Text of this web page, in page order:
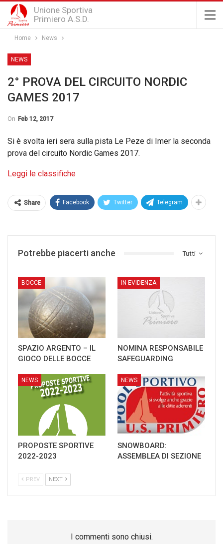
Unione Sportiva
Primiero A.S.D.
Home News
NEWS
2° PROVA DEL CIRCUITO NORDIC
GAMES 2017
On Feb 12, 2017
Si è svolta ieri sera sulla pista Le Peze di Imer la seconda
prova del circuito Nordic Games 2017.
Leggi le classifiche
Share Facebook Twitter Telegram
Tutti
Potrebbe piacerti anche
BOCCE
SPAZIO ARGENTO – IL
GIOCO DELLE BOCCE
IN EVIDENZA
NOMINA RESPONSABILE
SAFEGUARDING
NEWS
PROPOSTE SPORTIVE
2022-2023
NEWS
SNOWBOARD:
ASSEMBLEA DI SEZIONE
PREV NEXT
I commenti sono chiusi.